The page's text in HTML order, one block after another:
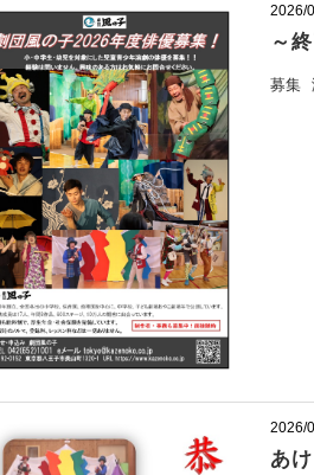
2026/
～
募集
2026/
あ